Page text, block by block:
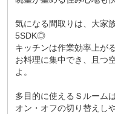
気になる間取りは、大家
5SDK◎
キッチンは作業効率上が
お料理に集中でき、且つ
よ。
多目的に使えるＳルーム
オン・オフの切り替えし